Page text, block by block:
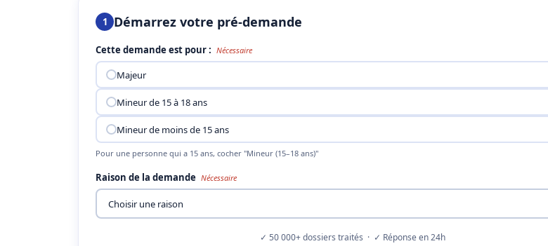
1 Démarrez votre pré-demande
Cette demande est pour : Nécessaire
Majeur
Mineur de 15 à 18 ans
Mineur de moins de 15 ans
Pour une personne qui a 15 ans, cocher "Mineur (15–18 ans)"
Raison de la demande Nécessaire
✓ 50 000+ dossiers traités · ✓ Réponse en 24h